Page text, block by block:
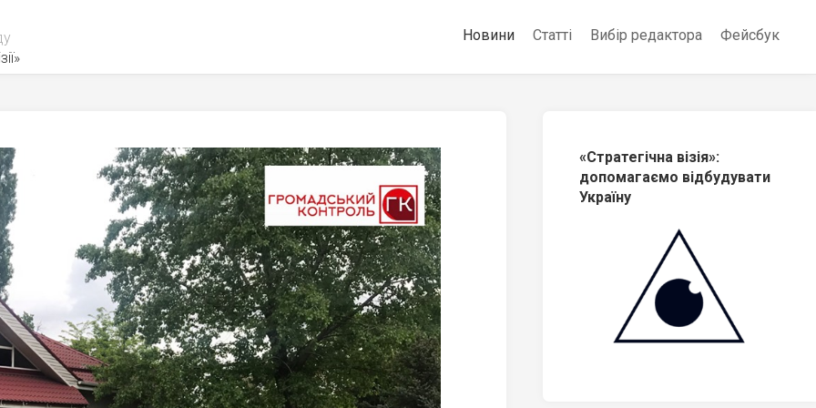
Новини Статті Вибір редактора Фейсбук
«Стратегічна візія»:
допомагаємо відбудувати
Україну